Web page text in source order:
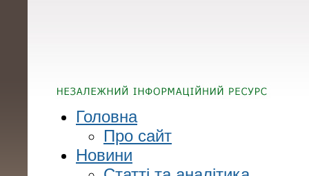
Головна
Про сайт
Новини